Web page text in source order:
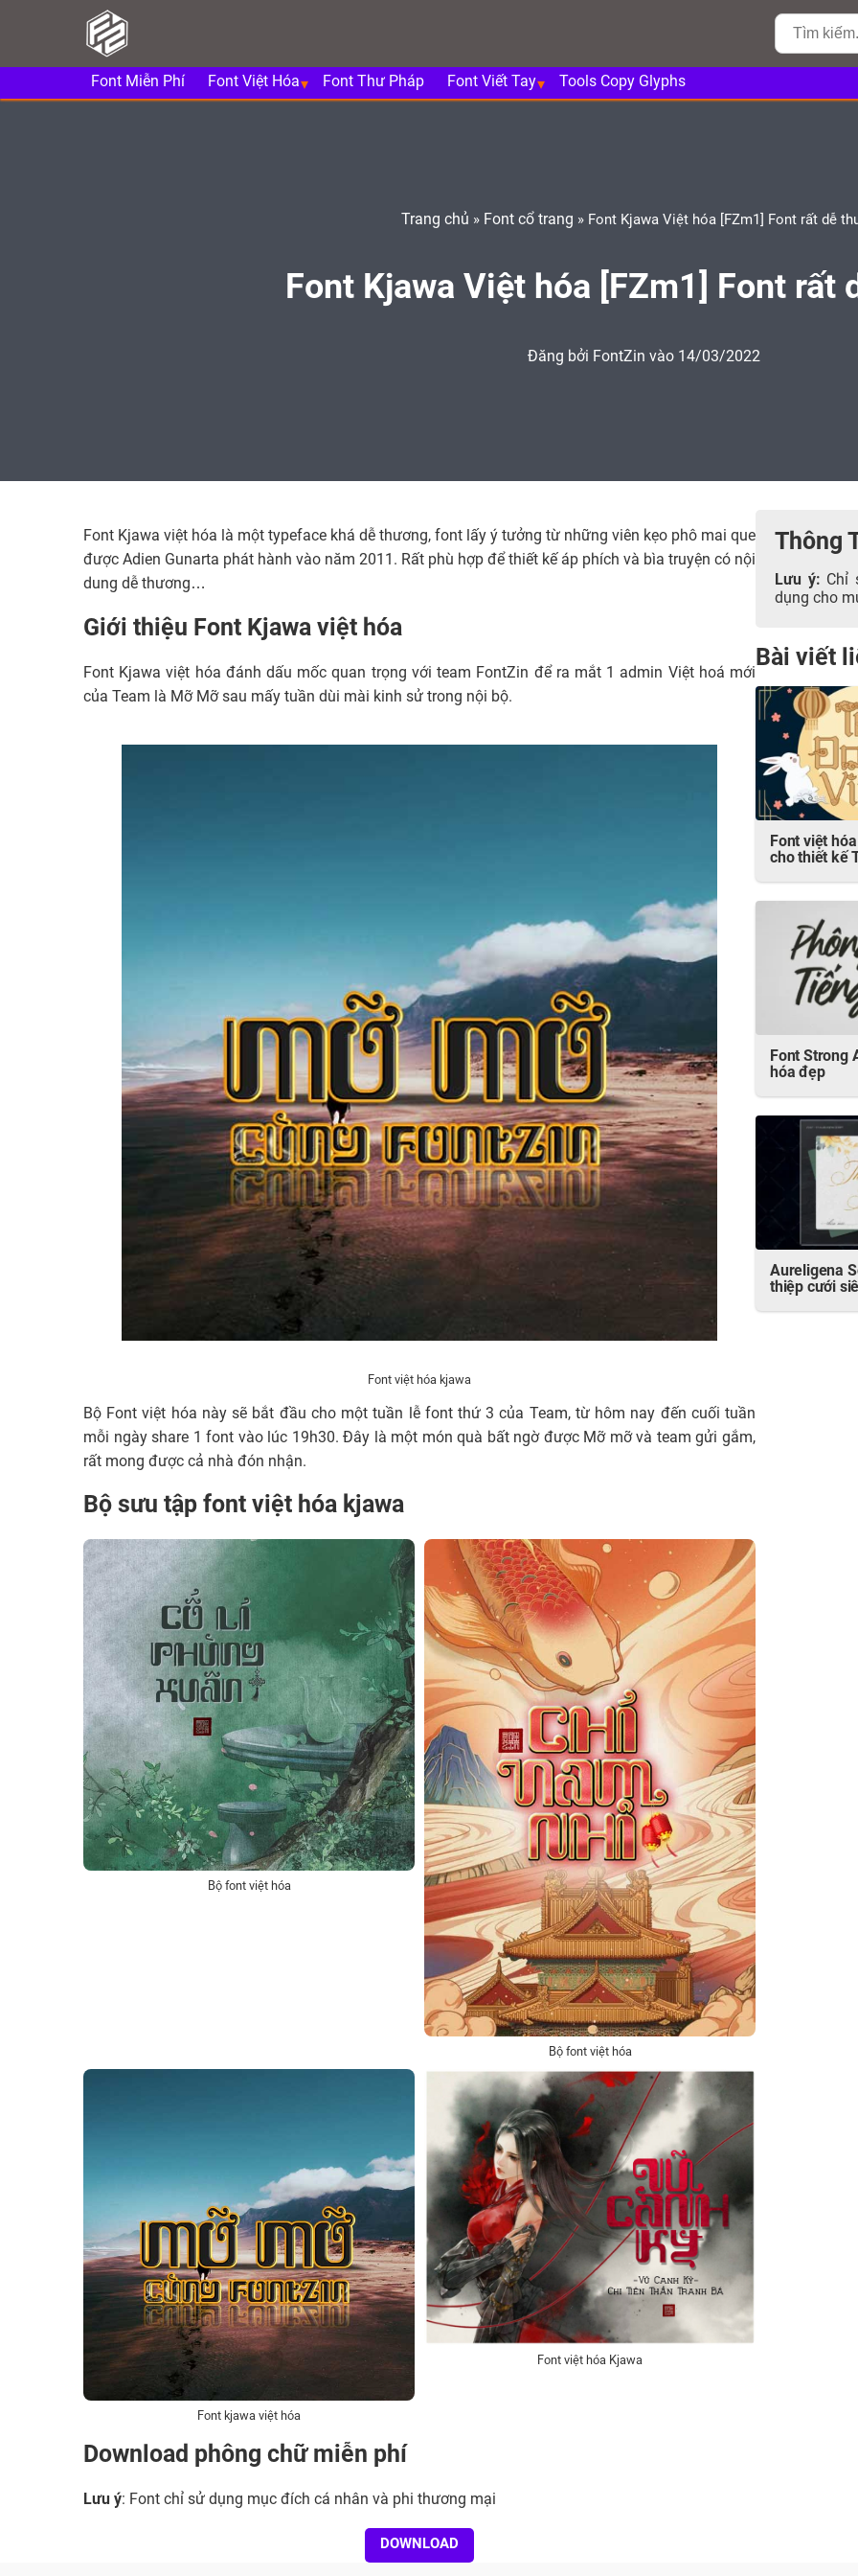
Font Miễn Phí Font Việt Hóa Font Thư Pháp Font Viết Tay Tools Copy Glyphs
Trang chủ » Font cổ trang » Font Kjawa Việt hóa [FZm1] Font rất dễ
Font Kjawa Việt hóa [FZm1] Font rất
Đăng bởi FontZin vào 14/03/2022
Font Kjawa việt hóa là một typeface khá dễ thương, font lấy ý tưởng từ những viên kẹo phô mai que
được Adien Gunarta phát hành vào năm 2011. Rất phù hợp để thiết kế áp phích và bìa truyện có nội
dung dễ thương…
Giới thiệu Font Kjawa việt hóa
Font Kjawa việt hóa đánh dấu mốc quan trọng với team FontZin để ra mắt 1 admin Việt hoá mới
của Team là Mỡ Mỡ sau mấy tuần dùi mài kinh sử trong nội bộ.
Font việt hóa kjawa
Bộ Font việt hóa này sẽ bắt đầu cho một tuần lễ font thứ 3 của Team, từ hôm nay đến cuối tuần
mỗi ngày share 1 font vào lúc 19h30. Đây là một món quà bất ngờ được Mỡ mỡ và team gửi gắm,
rất mong được cả nhà đón nhận.
Bộ sưu tập font việt hóa kjawa
Bộ font việt hóa
Bộ font việt hóa
Font kjawa việt hóa
Font việt hóa Kjawa
Download phông chữ miễn phí
Lưu ý: Font chỉ sử dụng mục đích cá nhân và phi thương mại
DOWNLOAD
Thông
Lưu ý: Chỉ
dụng cho
Bài viết
Font việt
cho thiết kế
Font Strong
hóa đẹp
Aureligena
thiệp cưới